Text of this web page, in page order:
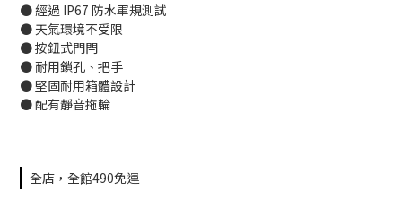
● 經過 IP67 防水軍規測試
● 天氣環境不受限
● 按鈕式門閂
● 耐用鎖孔、把手
● 堅固耐用箱體設計
● 配有靜音拖輪
全店，全館490免運